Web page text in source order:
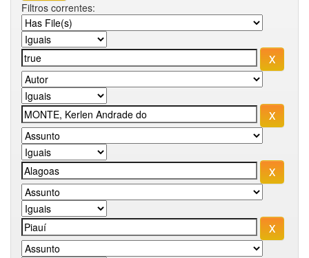
Filtros correntes: